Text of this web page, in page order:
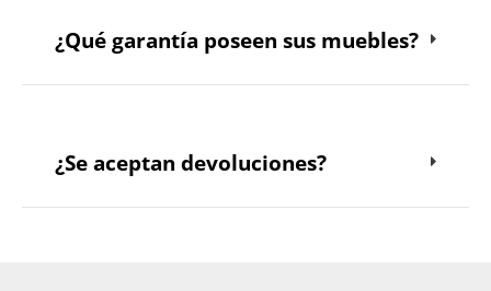
¿Qué garantía poseen sus muebles?
¿Se aceptan devoluciones?